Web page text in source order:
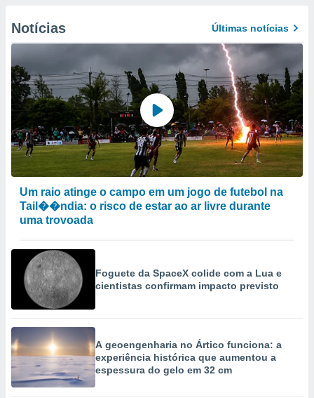
Notícias Últimas notícias
Um raio atinge o campo em um jogo de futebol na
Tail��ndia: o risco de estar ao ar livre durante
uma trovoada
Foguete da SpaceX colide com a Lua e
cientistas confirmam impacto previsto
A geoengenharia no Ártico funciona: a
experiência histórica que aumentou a
espessura do gelo em 32 cm